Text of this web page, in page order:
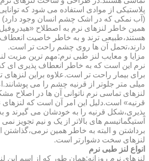
پلاستیکی از موادی استفاده می شود که
(آب نمکی که در اشک چشم انسان وجود دارد)
همین خاطر لنزهای نرم به اصطلاح
هستند،طبیعی ترند و به خاطر خاصیت
دارند،تحمل آن ها روی چشم راحت تر است.
مزایا و معایب لنز طبی نرم:مهم ترین مزیت
نرم این است که به خاطر انعطاف پذیری ای که
برای بیمار راحت تر است.علاوه براین
میلی متر جلوتر از قرنیه چشم را می
لنزهای تماسی نرم ناتوانی آن ها در اصلاح
قرنیه» است.دلیل این امر آن است که
پذیری،شکل قرنیه را به خودشان می گیرند و
آستیگماتیسم های بالاتر از یک و نیم تجویز
برداشتن و البته به خاطر همین نرمی،گذاشتن
لنزهای سخت دشوارتر است.
انواع لنز طبی نرم
لنزهای نرم روزانه:همان طور که از اسم